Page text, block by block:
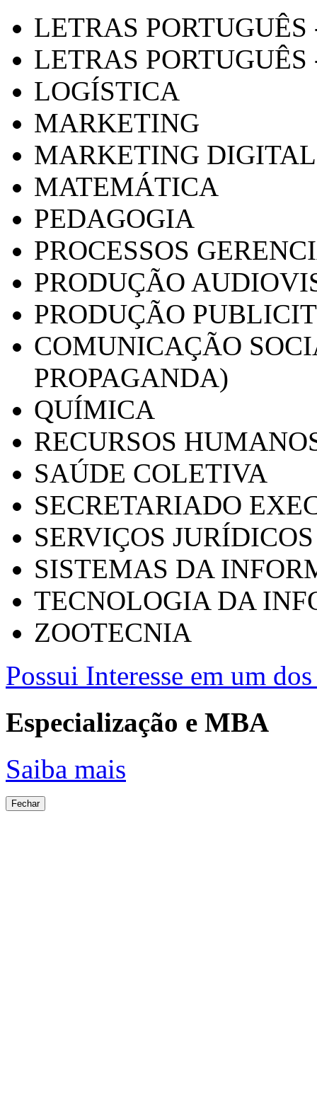
LETRAS
LETRAS PORTUGUÊS
LOGÍSTICA
MARKETING
MARKETING DIGITAL
MATEMÁTICA
PEDAGOGIA
PROCESSOS
PRODUÇÃO
PRODUÇÃO
COMUNICAÇÃO
PROPAGANDA)
QUÍMICA
RECURSOS
SAÚDE COLETIVA
SECRETARIADO
SERVIÇOS
SISTEMAS DA
TECNOLOGIA DA
ZOOTECNIA
Possui Interesse em um
Especialização e MBA
Saiba mais
Fechar